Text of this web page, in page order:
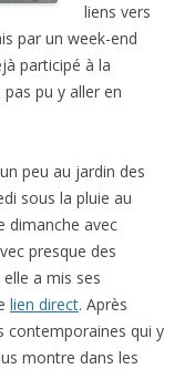
liens vers
par un week-end
participé à la
pu y aller en
peu au jardin des
sous la pluie au
dimanche avec
presque des
a mis ses
lien direct. Après
contemporaines qui y
montre dans les